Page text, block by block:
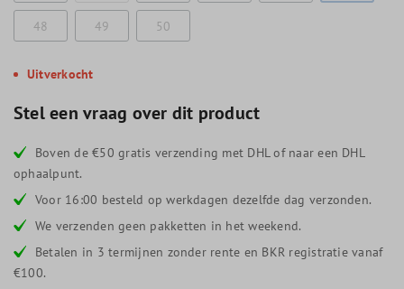
48 49 50
Uitverkocht
Stel een vraag over dit product
Boven de €50 gratis verzending met DHL of naar een DHL
ophaalpunt.
Voor 16:00 besteld op werkdagen dezelfde dag verzonden.
We verzenden geen pakketten in het weekend.
Betalen in 3 termijnen zonder rente en BKR registratie vanaf
€100.